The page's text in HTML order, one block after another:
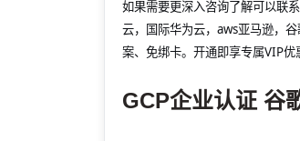
如果需要更深入咨询了解可以联
云，国际华为云，aws亚马逊，
案、免绑卡。开通即享专属VIP优
GCP企业认证 谷